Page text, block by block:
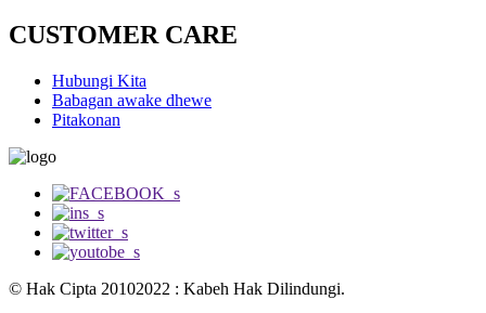
CUSTOMER CARE
Hubungi Kita
Babagan awake dhewe
Pitakonan
© Hak Cipta 20102022 : Kabeh Hak Dilindungi.